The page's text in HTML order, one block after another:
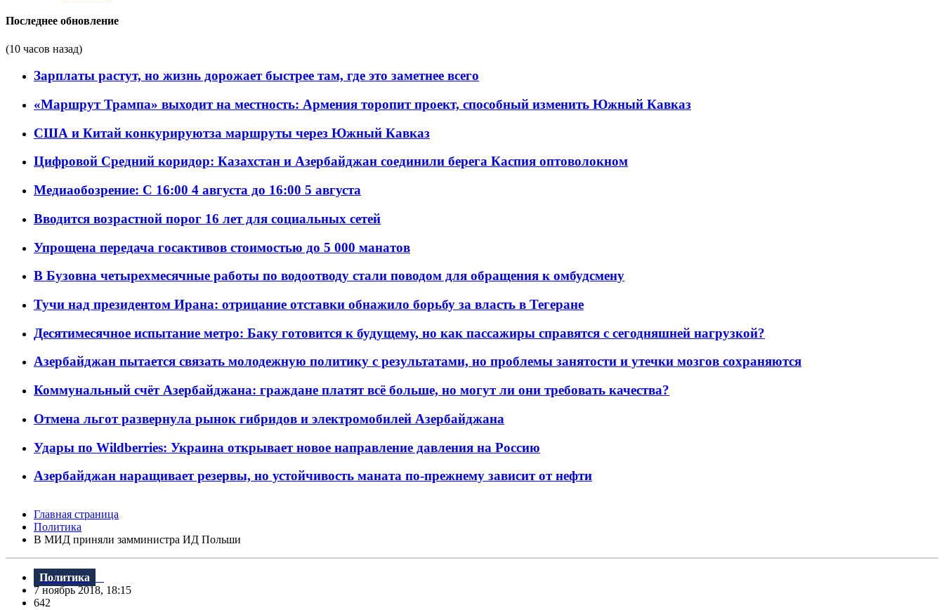
Последнее обновление
(10 часов назад)
Зарплаты растут, но жизнь дорожает быстрее там, где это заметнее всего
«Маршрут Трампа» выходит на местность: Армения торопит проект, способный изменить Южный Кавказ
США и Китай конкурируютза маршруты через Южный Кавказ
Цифровой Средний коридор: Казахстан и Азербайджан соединили берега Каспия оптоволокном
Медиаобозрение: С 16:00 4 августа до 16:00 5 августа
Вводится возрастной порог 16 лет для социальных сетей
Упрощена передача госактивов стоимостью до 5 000 манатов
В Бузовна четырехмесячные работы по водоотводу стали поводом для обращения к омбудсмену
Тучи над президентом Ирана: отрицание отставки обнажило борьбу за власть в Тегеране
Десятимесячное испытание метро: Баку готовится к будущему, но как пассажиры справятся с сегодняшней нагрузкой?
Азербайджан пытается связать молодежную политику с результатами, но проблемы занятости и утечки мозгов сохраняются
Коммунальный счёт Азербайджана: граждане платят всё больше, но могут ли они требовать качества?
Отмена льгот развернула рынок гибридов и электромобилей Азербайджана
Удары по Wildberries: Украина открывает новое направление давления на Россию
Азербайджан наращивает резервы, но устойчивость маната по-прежнему зависит от нефти
Главная страница
Политика
В МИД приняли замминистра ИД Польши
Политика
7 ноябрь 2018, 18:15
642